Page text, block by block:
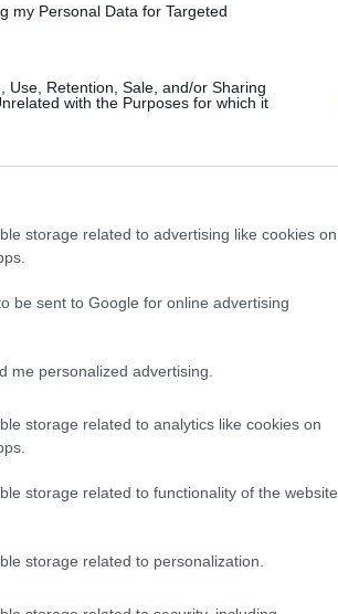
my Personal Data for Targeted
Use, Retention, Sale, and/or Sharing
with the Purposes for which it
storage related to advertising like cookies on
be sent to Google for online advertising
me personalized advertising.
storage related to analytics like cookies on
storage related to functionality of the website
storage related to personalization.
vektorként számos betegséget